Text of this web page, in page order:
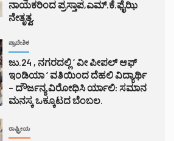
ನಾಯಕರಿಂದ ಪ್ರಸ್ತಾಪ,ಎಮ್.ಕೆ.ಫೈಝಿ
ನೇತೃತ್ವ.
ಪ್ರಾದೇಶಿಕ
ಜು.24 , ನಗರದಲ್ಲಿ ‘ ವೀ ಪೀಪಲ್ ಆಫ್
ಇಂಡಿಯಾ ‘ ವತಿಯಿಂದ ದೆಹಲಿ ವಿದ್ಯಾರ್ಥಿ
– ದೌರ್ಜನ್ಯ ವಿರೋಧಿಸಿ ರ್ಯಾಲಿ: ಸಮಾನ
ಮನಸ್ಕ ಒಕ್ಕೂಟದ ಬೆಂಬಲ.
ರಾಷ್ಟ್ರೀಯ